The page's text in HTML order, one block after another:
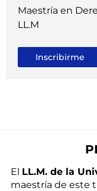
Maestría en
LL.M
Inscribirme
El LL.M. de la
maestría de este